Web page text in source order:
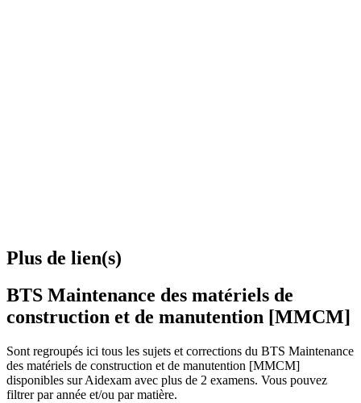
Plus de lien(s)
BTS Maintenance des matériels de
construction et de manutention [MMCM]
Sont regroupés ici tous les sujets et corrections du BTS Maintenance
des matériels de construction et de manutention [MMCM]
disponibles sur Aidexam avec plus de 2 examens. Vous pouvez
filtrer par année et/ou par matière.